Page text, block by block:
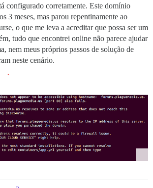
configurado corretamente. Este domínio
3 meses, mas parou repentinamente ao
o que me leva a acreditar que possa ser um
tudo que encontrei online não parece ajudar
nem meus próprios passos de solução de
neste cenário.